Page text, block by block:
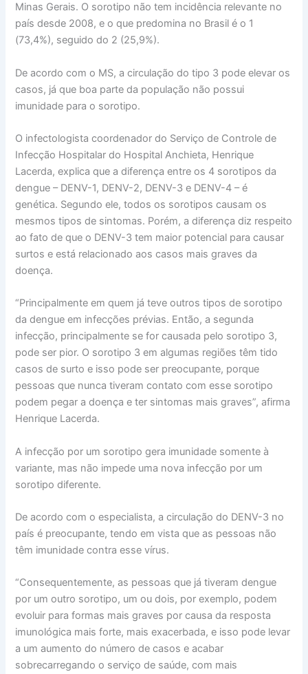
Minas Gerais. O sorotipo não tem incidência relevante no
país desde 2008, e o que predomina no Brasil é o 1
(73,4%), seguido do 2 (25,9%).
De acordo com o MS, a circulação do tipo 3 pode elevar os
casos, já que boa parte da população não possui
imunidade para o sorotipo.
O infectologista coordenador do Serviço de Controle de
Infecção Hospitalar do Hospital Anchieta, Henrique
Lacerda, explica que a diferença entre os 4 sorotipos da
dengue – DENV-1, DENV-2, DENV-3 e DENV-4 – é
genética. Segundo ele, todos os sorotipos causam os
mesmos tipos de sintomas. Porém, a diferença diz respeito
ao fato de que o DENV-3 tem maior potencial para causar
surtos e está relacionado aos casos mais graves da
doença.
“Principalmente em quem já teve outros tipos de sorotipo
da dengue em infecções prévias. Então, a segunda
infecção, principalmente se for causada pelo sorotipo 3,
pode ser pior. O sorotipo 3 em algumas regiões têm tido
casos de surto e isso pode ser preocupante, porque
pessoas que nunca tiveram contato com esse sorotipo
podem pegar a doença e ter sintomas mais graves”, afirma
Henrique Lacerda.
A infecção por um sorotipo gera imunidade somente à
variante, mas não impede uma nova infecção por um
sorotipo diferente.
De acordo com o especialista, a circulação do DENV-3 no
país é preocupante, tendo em vista que as pessoas não
têm imunidade contra esse vírus.
“Consequentemente, as pessoas que já tiveram dengue
por um outro sorotipo, um ou dois, por exemplo, podem
evoluir para formas mais graves por causa da resposta
imunológica mais forte, mais exacerbada, e isso pode levar
a um aumento do número de casos e acabar
sobrecarregando o serviço de saúde, com mais